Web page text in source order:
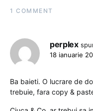
1 COMMENT
perplex
18 ianuarie
Ba baieti. O lucrare de
trebuie, fara copy &